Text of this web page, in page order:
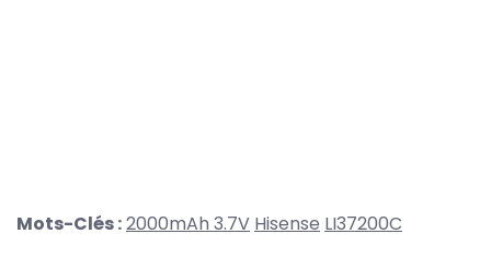
Mots-Clés :2000mAh 3.7V Hisense LI37200C